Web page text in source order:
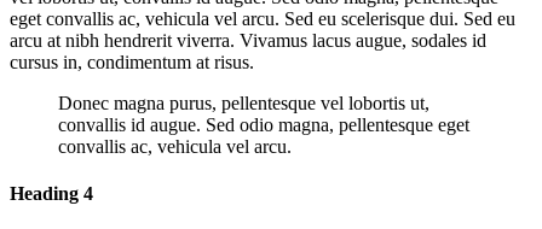
eget convallis ac, vehicula vel arcu. Sed eu scelerisque dui. Sed eu
arcu at nibh hendrerit viverra. Vivamus lacus augue, sodales id
cursus in, condimentum at risus.
Donec magna purus, pellentesque vel lobortis ut,
convallis id augue. Sed odio magna, pellentesque eget
convallis ac, vehicula vel arcu.
Heading 4